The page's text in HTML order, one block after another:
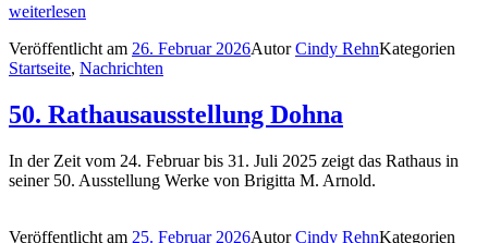
weiterlesen
Veröffentlicht am 26. Februar 2026AutorCindy RehnKategorien
Startseite, Nachrichten
50. Rathausausstellung Dohna
In der Zeit vom 24. Februar bis 31. Juli 2025 zeigt das Rathaus in
seiner 50. Ausstellung Werke von Brigitta M. Arnold.
Veröffentlicht am 25. Februar 2026AutorCindy RehnKategorien